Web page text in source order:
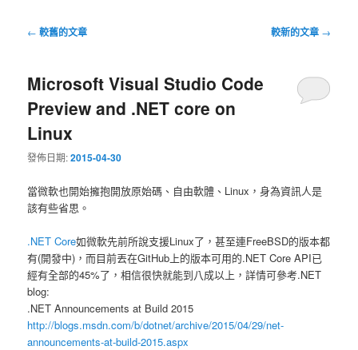
文
覽
← 較舊的文章 較新的文章 →
Microsoft Visual Studio Code
Preview and .NET core on
Linux
發佈日期:2015-04-30
當微軟也開始擁抱開放原始碼、自由軟體、Linux，身為資訊人是
該有些省思。
.NET Core如微軟先前所說支援Linux了，甚至連FreeBSD的版本都
有(開發中)，而目前丟在GitHub上的版本可用的.NET Core API已
經有全部的45%了，相信很快就能到八成以上，詳情可參考.NET
blog:
.NET Announcements at Build 2015
http://blogs.msdn.com/b/dotnet/archive/2015/04/29/net-
announcements-at-build-2015.aspx